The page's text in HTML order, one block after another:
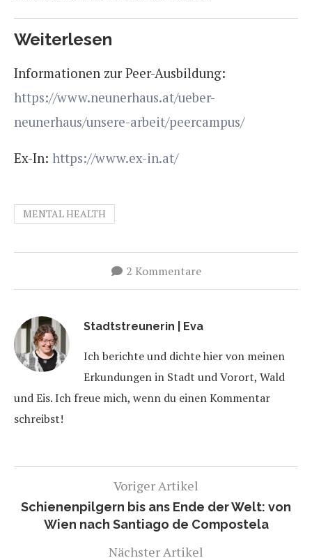
Weiterlesen
Informationen zur Peer-Ausbildung:
https://www.neunerhaus.at/ueber-
neunerhaus/unsere-arbeit/peercampus/
Ex-In: https://www.ex-in.at/
MENTAL HEALTH
2 Kommentare
Stadtstreunerin | Eva
Ich berichte und dichte hier von meinen
Erkundungen in Stadt und Vorort, Wald
und Eis. Ich freue mich, wenn du einen Kommentar
schreibst!
Voriger Artikel
Schienenpilgern bis ans Ende der Welt: von
Wien nach Santiago de Compostela
Nächster Artikel